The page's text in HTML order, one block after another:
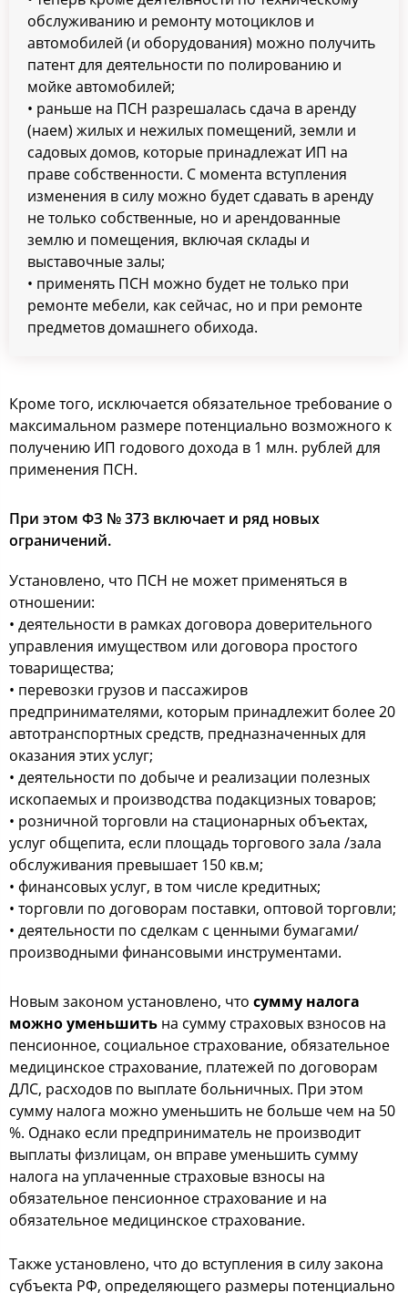
обслуживанию и ремонту мотоциклов и
автомобилей (и оборудования) можно получить
патент для деятельности по полированию и
мойке автомобилей;
• раньше на ПСН разрешалась сдача в аренду
(наем) жилых и нежилых помещений, земли и
садовых домов, которые принадлежат ИП на
праве собственности. С момента вступления
изменения в силу можно будет сдавать в аренду
не только собственные, но и арендованные
землю и помещения, включая склады и
выставочные залы;
• применять ПСН можно будет не только при
ремонте мебели, как сейчас, но и при ремонте
предметов домашнего обихода.
Кроме того, исключается обязательное требование о
максимальном размере потенциально возможного к
получению ИП годового дохода в 1 млн. рублей для
применения ПСН.
При этом ФЗ № 373 включает и ряд новых
ограничений.
Установлено, что ПСН не может применяться в
отношении:
• деятельности в рамках договора доверительного
управления имуществом или договора простого
товарищества;
• перевозки грузов и пассажиров
предпринимателями, которым принадлежит более 20
автотранспортных средств, предназначенных для
оказания этих услуг;
• деятельности по добыче и реализации полезных
ископаемых и производства подакцизных товаров;
• розничной торговли на стационарных объектах,
услуг общепита, если площадь торгового зала /зала
обслуживания превышает 150 кв.м;
• финансовых услуг, в том числе кредитных;
• торговли по договорам поставки, оптовой торговли;
• деятельности по сделкам с ценными бумагами/
производными финансовыми инструментами.
Новым законом установлено, что сумму налога
можно уменьшить на сумму страховых взносов на
пенсионное, социальное страхование, обязательное
медицинское страхование, платежей по договорам
ДЛС, расходов по выплате больничных. При этом
сумму налога можно уменьшить не больше чем на 50
%. Однако если предприниматель не производит
выплаты физлицам, он вправе уменьшить сумму
налога на уплаченные страховые взносы на
обязательное пенсионное страхование и на
обязательное медицинское страхование.
Также установлено, что до вступления в силу закона
субъекта РФ, определяющего размеры потенциально